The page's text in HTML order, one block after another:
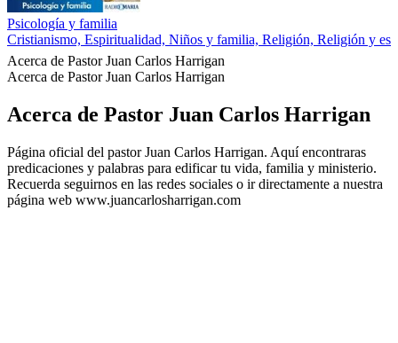
Psicología y familia
Cristianismo, Espiritualidad, Niños y familia, Religión, Religión y
Acerca de Pastor Juan Carlos Harrigan
Acerca de Pastor Juan Carlos Harrigan
Acerca de Pastor Juan Carlos Harrigan
Página oficial del pastor Juan Carlos Harrigan. Aquí encontraras
predicaciones y palabras para edificar tu vida, familia y ministerio.
Recuerda seguirnos en las redes sociales o ir directamente a nuestra
página web www.juancarlosharrigan.com